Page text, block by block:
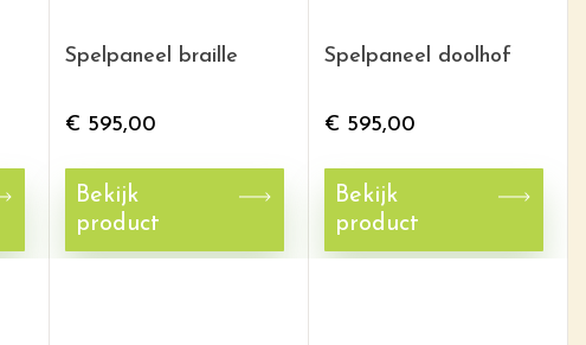
Spelpaneel braille
€ 595,00
Bekijk
product
Spelpaneel doolhof
€ 595,00
Bekijk
product